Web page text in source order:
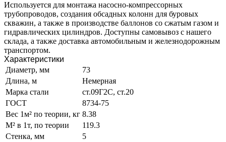
Используется для монтажа насосно-компрессорных
трубопроводов, создания обсадных колонн для буровых
скважин, а также в производстве баллонов со сжатым газом и
гидравлических цилиндров. Доступны самовывоз с нашего
склада, а также доставка автомобильным и железнодорожным
транспортом.
Характеристики
Диаметр, мм
73
Длина, м
Немерная
Марка стали
ст.09Г2С, ст.20
ГОСТ
8734-75
Вес 1м² по теории, кг 8.38
М² в 1т, по теории
119.3
Стенка, мм
5